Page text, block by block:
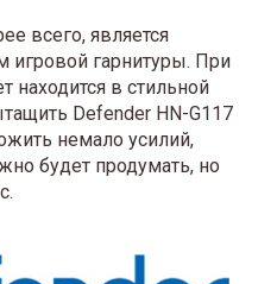
всего, является
гарнитуры. При
находится в стильной
Defender HN-G117
немало усилий,
будет продумать, но